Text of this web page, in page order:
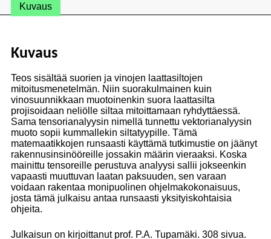
Kuvaus
Kuvaus
Teos sisältää suorien ja vinojen laattasiltojen
mitoitusmenetelmän. Niin suorakulmainen kuin
vinosuunnikkaan muotoinenkin suora laattasilta
projisoidaan neliölle siltaa mitoittamaan ryhdyttäessä.
Sama tensorianalyysin nimellä tunnettu vektorianalyysin
muoto sopii kummallekin siltatyypille. Tämä
matemaatikkojen runsaasti käyttämä tutkimustie on jäänyt
rakennusinsinööreille jossakin määrin vieraaksi. Koska
mainittu tensoreille perustuva analyysi sallii jokseenkin
vapaasti muuttuvan laatan paksuuden, sen varaan
voidaan rakentaa monipuolinen ohjelmakokonaisuus,
josta tämä julkaisu antaa runsaasti yksityiskohtaisia
ohjeita.
Julkaisun on kirjoittanut prof. P.A. Tupamäki. 308 sivua.